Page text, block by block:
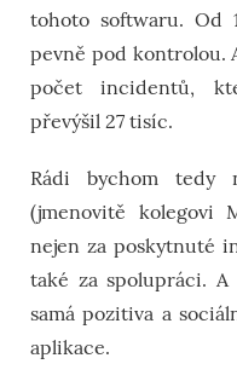
tohoto softwaru. Od
pevně pod kontrolou.
počet incidentů,
převýšil 27 tisíc.
Rádi bychom tedy
(jmenovitě kolegovi
nejen za poskytnuté
také za spolupráci. A
samá pozitiva a
aplikace.